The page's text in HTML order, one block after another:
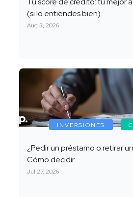
(si lo entiendes bien)
Aug 3, 2026
INVERSIONES
¿Pedir un préstamo o retirar
Cómo decidir
Jul 27, 2026